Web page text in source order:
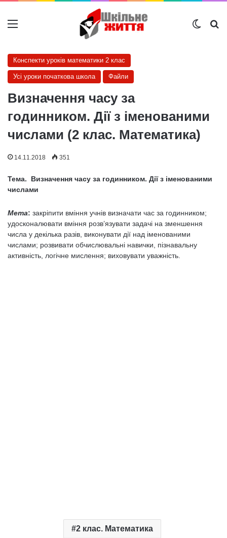
Меню
Конспекти уроків математики 2 клас
Усі уроки початкова школа Файли
Визначення часу за
годинником. Дії з іменованими
числами (2 клас. Математика)
14.11.2018 351
Тема. Визначення часу за годинником. Дії з іменованими
числами
Мета: закріпити вміння учнів визначати час за годинником;
удосконалювати вміння розв’язувати задачі на зменшення
числа у декілька разів, виконувати дії над іменованими
числами; розвивати обчислювальні навички, пізнавальну
активність, логічне мислення; виховувати уважність.
2 клас. Математика